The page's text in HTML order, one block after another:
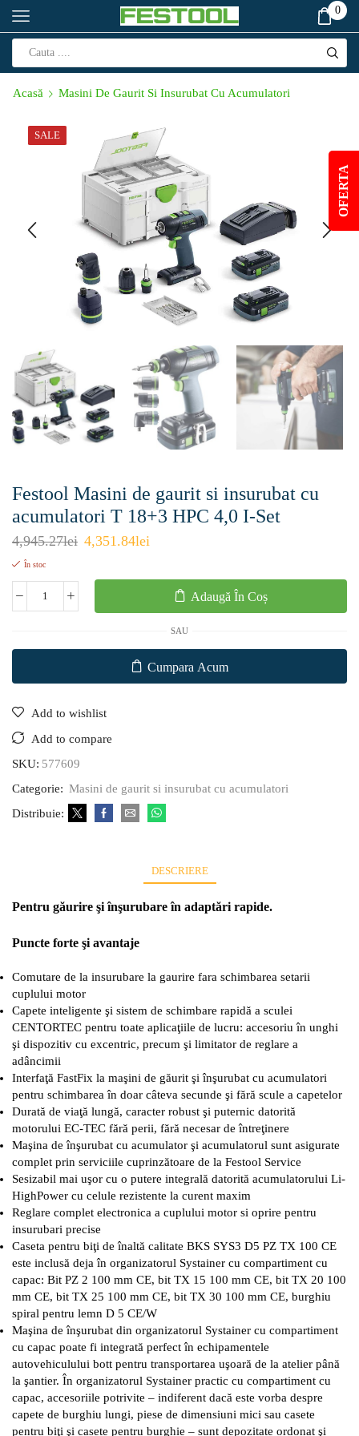
0
Acasă Masini De Gaurit Si Insurubat Cu Acumulatori
SALE
Festool Masini de gaurit si insurubat cu
acumulatori T 18+3 HPC 4,0 I-Set
4,945.27lei 4,351.84lei
În stoc
Adaugă În Coș
SAU
Cumpara Acum
Add to wishlist
Add to compare
SKU: 577609
Categorie: Masini de gaurit si insurubat cu acumulatori
Distribuie:
DESCRIERE
Pentru găurire şi înşurubare în adaptări rapide.
Puncte forte şi avantaje
Comutare de la insurubare la gaurire fara schimbarea setarii
cuplului motor
Capete inteligente şi sistem de schimbare rapidă a sculei
CENTORTEC pentru toate aplicaţiile de lucru: accesoriu în unghi
şi dispozitiv cu excentric, precum şi limitator de reglare a
adâncimii
Interfaţă FastFix la maşini de găurit şi înşurubat cu acumulatori
pentru schimbarea în doar câteva secunde şi fără scule a capetelor
Durată de viaţă lungă, caracter robust şi puternic datorită
motorului EC-TEC fără perii, fără necesar de întreţinere
Maşina de înşurubat cu acumulator şi acumulatorul sunt asigurate
complet prin serviciile cuprinzătoare de la Festool Service
Sesizabil mai uşor cu o putere integrală datorită acumulatorului Li-
HighPower cu celule rezistente la curent maxim
Reglare complet electronica a cuplului motor si oprire pentru
insurubari precise
Caseta pentru biţi de înaltă calitate BKS SYS3 D5 PZ TX 100 CE
este inclusă deja în organizatorul Systainer cu compartiment cu
capac: Bit PZ 2 100 mm CE, bit TX 15 100 mm CE, bit TX 20 100
mm CE, bit TX 25 100 mm CE, bit TX 30 100 mm CE, burghiu
spiral pentru lemn D 5 CE/W
Maşina de înşurubat din organizatorul Systainer cu compartiment
cu capac poate fi integrată perfect în echipamentele
autovehiculului bott pentru transportarea uşoară de la atelier până
la şantier. În organizatorul Systainer practic cu compartiment cu
capac, accesoriile potrivite – indiferent dacă este vorba despre
capete de burghiu lungi, piese de dimensiuni mici sau casete
pentru biţi şi casete pentru burghie – sunt depozitate ordonat şi
OFERTA